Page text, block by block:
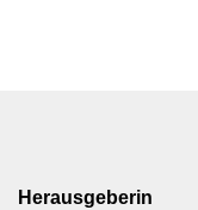
Herausgeberin